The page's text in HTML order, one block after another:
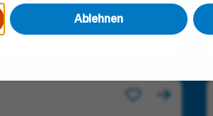
Ablehnen